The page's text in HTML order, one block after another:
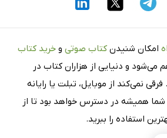
امکان شنیدن کتاب صوتی و خرید کتاب
می‌شود و دنیایی از هزاران کتاب در
نمی‌کند از موبایل، تبلت یا رایانه
شما همیشه در دسترس خواهد بود تا از
استفاده را ببرید.